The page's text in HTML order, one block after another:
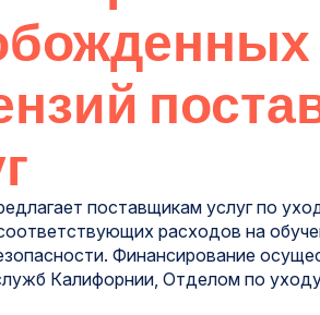
поставщикам услуг по
расходов на
Финансирование
Калифорнии, Отделом по